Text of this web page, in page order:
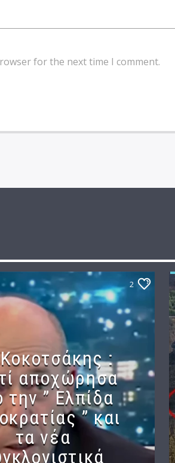
for the next time I comment.
2
:
αποχώρησα
την ” Ελπίδα
” και
τα νέα